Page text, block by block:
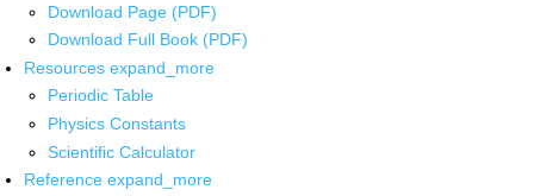
Download Page (PDF)
Download Full Book (PDF)
Resources expand_more
Periodic Table
Physics Constants
Scientific Calculator
Reference expand_more